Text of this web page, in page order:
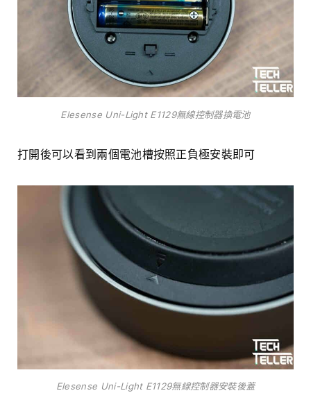
Elesense Uni-Light E1129無線控制器換電池
打開後可以看到兩個電池槽按照正負極安裝即可
Elesense Uni-Light E1129無線控制器安裝後蓋